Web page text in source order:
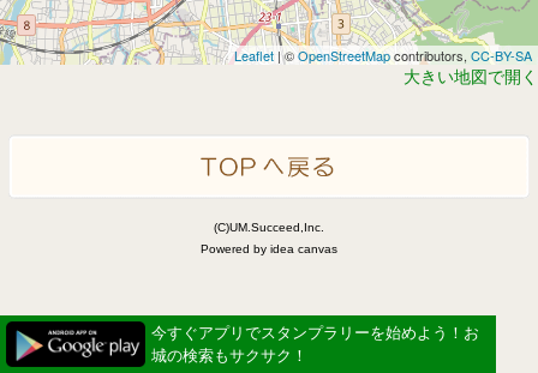
Leaflet | ©OpenStreetMapcontributors, CC-BY-SA
大きい地図で開く
(C)UM.Succeed,Inc.
Powered by idea canvas
今すぐアプリでスタンプラリーを始めよう！お
城の検索もサクサク！